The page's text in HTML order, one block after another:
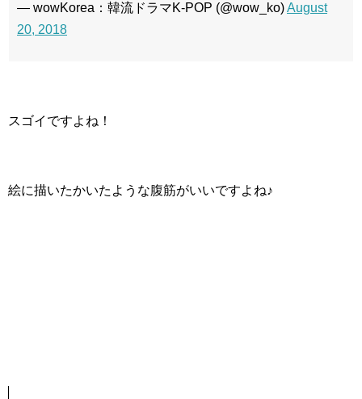
— wowKorea：韓流ドラマK-POP (@wow_ko)August
20, 2018
スゴイですよね！
絵に描いたかいたような腹筋がいいですよね♪